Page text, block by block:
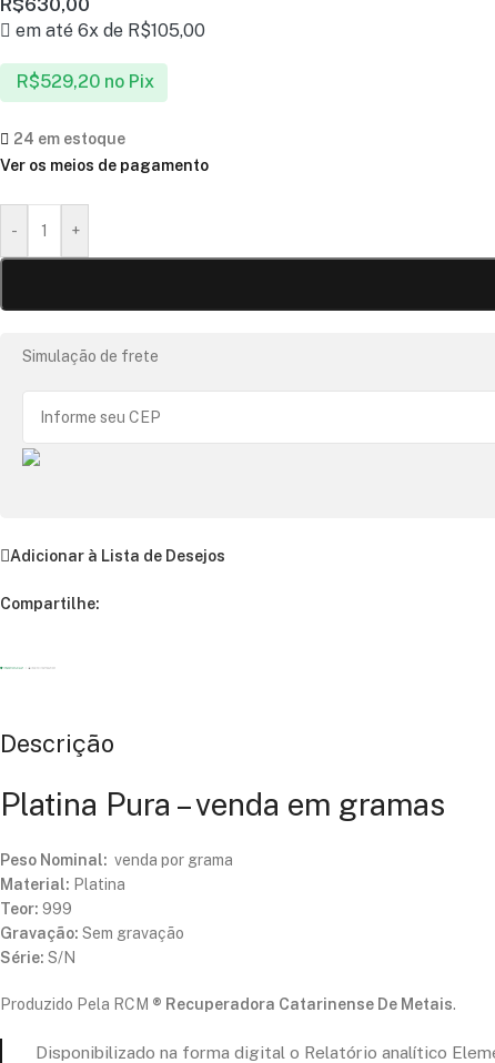
R$630,00
em até 6x de R$105,00
R$529,20 no Pix
24 em estoque
Ver os meios de pagamento
- +
Simulação de frete
Adicionar à Lista de Desejos
Compartilhe:
Descrição
Platina Pura – venda em gramas
Peso Nominal: venda por grama
Material: Platina
Teor: 999
Gravação: Sem gravação
Série: S/N
Produzido Pela RCM ® Recuperadora Catarinense De Metais.
Disponibilizado na forma digital o Relatório analítico